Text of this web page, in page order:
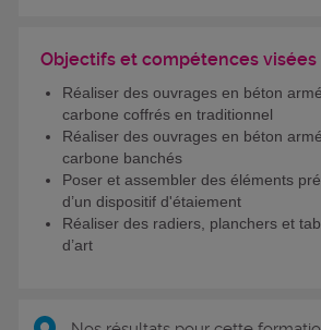
Objectifs et compétences visées
Réaliser des ouvrages en béton
carbone coffrés en traditionnel
Réaliser des ouvrages en béton
carbone banchés
Poser et assembler des éléments
d’un dispositif d'étaiement
Réaliser des radiers, planchers et
d’art